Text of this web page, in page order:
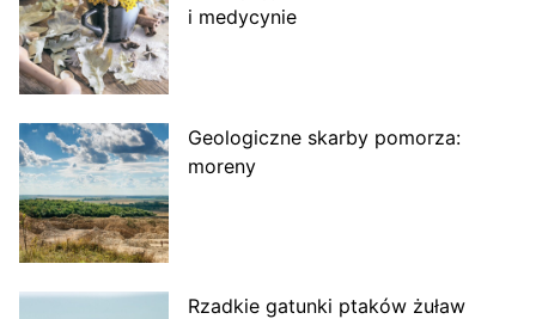
i medycynie
Geologiczne skarby pomorza:
moreny
Rzadkie gatunki ptaków żuław